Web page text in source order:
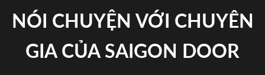
NÓI CHUYỆN VỚI CHUYÊN
GIA CỦA SAIGON DOOR